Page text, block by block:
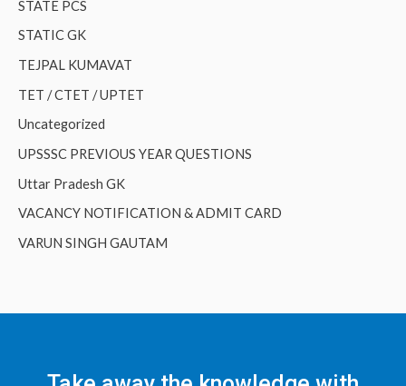
STATE PCS
STATIC GK
TEJPAL KUMAVAT
TET / CTET / UPTET
Uncategorized
UPSSSC PREVIOUS YEAR QUESTIONS
Uttar Pradesh GK
VACANCY NOTIFICATION & ADMIT CARD
VARUN SINGH GAUTAM